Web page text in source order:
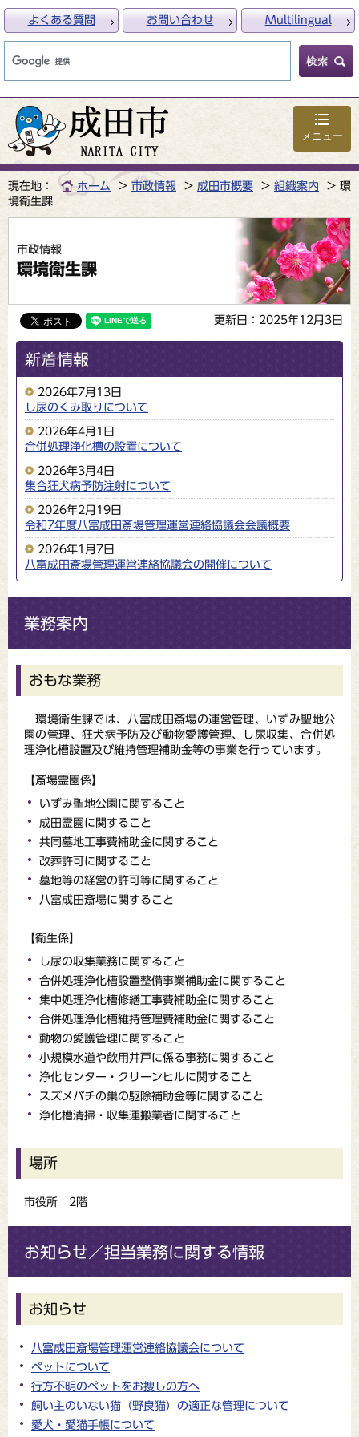
メニュー
よくある質問 お問い合わせ Multilingual
現在地： ホーム 市政情報 成田市概要 組織案内
環
境衛生課
市政情報
環境衛生課
更新日：2025年12月3日
新着情報
2026年7月13日
し尿のくみ取りについて
2026年4月1日
合併処理浄化槽の設置について
2026年3月4日
集合狂犬病予防注射について
2026年2月19日
令和7年度八富成田斎場管理運営連絡協議会会議概要
2026年1月7日
八富成田斎場管理運営連絡協議会の開催について
業務案内
おもな業務
環境衛生課では、八富成田斎場の運営管理、いずみ聖地公
園の管理、狂犬病予防及び動物愛護管理、し尿収集、合併処
理浄化槽設置及び維持管理補助金等の事業を行っています。
【斎場霊園係】
いずみ聖地公園に関すること
成田霊園に関すること
共同墓地工事費補助金に関すること
改葬許可に関すること
墓地等の経営の許可等に関すること
八富成田斎場に関すること
【衛生係】
し尿の収集業務に関すること
合併処理浄化槽設置整備事業補助金に関すること
集中処理浄化槽修繕工事費補助金に関すること
合併処理浄化槽維持管理費補助金に関すること
動物の愛護管理に関すること
小規模水道や飲用井戸に係る事務に関すること
浄化センター・クリーンヒルに関すること
スズメバチの巣の駆除補助金等に関すること
浄化槽清掃・収集運搬業者に関すること
場所
市役所 2階
お知らせ／担当業務に関する情報
お知らせ
八富成田斎場管理運営連絡協議会について
ペットについて
行方不明のペットをお捜しの方へ
飼い主のいない猫（野良猫）の適正な管理について
愛犬・愛猫手帳について